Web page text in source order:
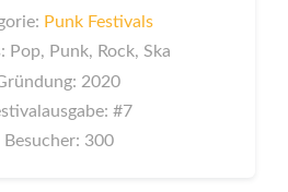
Punk Festivals
Pop, Punk, Rock, Ska
2020
#7
Besucher: 300